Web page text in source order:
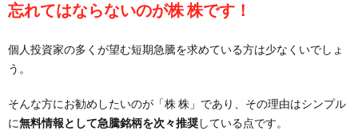
忘れてはならないのが株 株です！
個人投資家の多くが望む短期急騰を求めている方は少なくいでしょ
う。
そんな方にお勧めしたいのが「株 株」であり、その理由はシンプル
に無料情報として急騰銘柄を次々推奨している点です。